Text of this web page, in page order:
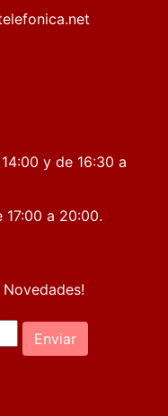
y de 16:30 a
17:00 a 20:00.
Enviar